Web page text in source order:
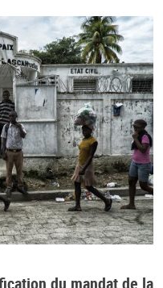
du mandat de la